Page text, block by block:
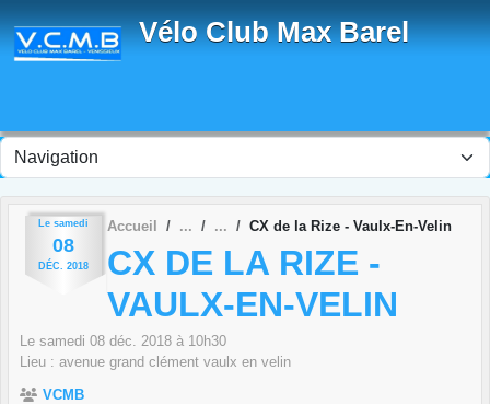
Vélo Club Max Barel
Le samedi
08
DÉC. 2018
Accueil CX de la Rize - Vaulx-En-Velin
CX DE LA RIZE -
VAULX-EN-VELIN
Le samedi 08 déc. 2018 à 10h30
Lieu : avenue grand clément vaulx en velin
VCMB